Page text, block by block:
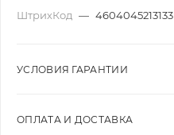
ШтрихКод — 4604045213133
УСЛОВИЯ ГАРАНТИИ
ОПЛАТА И ДОСТАВКА